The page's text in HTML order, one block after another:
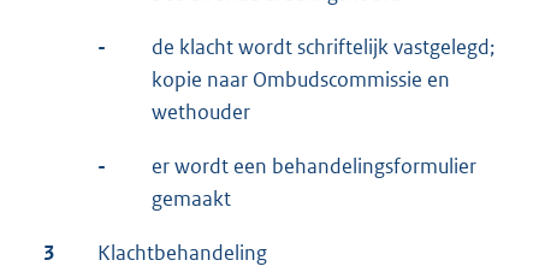
-
de klacht wordt schriftelijk vastgelegd;
kopie naar Ombudscommissie en
wethouder
-
er wordt een behandelingsformulier
gemaakt
3 Klachtbehandeling